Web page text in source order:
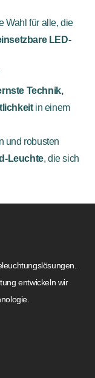
Wahl für alle, die
LED-
Technik,
in einem
und robusten
Leuchte, die sich
entwickeln wir